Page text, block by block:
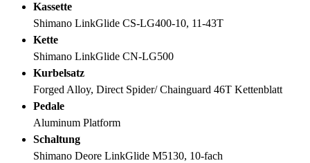
Kassette
Shimano LinkGlide CS-LG400-10, 11-43T
Kette
Shimano LinkGlide CN-LG500
Kurbelsatz
Forged Alloy, Direct Spider/ Chainguard 46T Kettenblatt
Pedale
Aluminum Platform
Schaltung
Shimano Deore LinkGlide M5130, 10-fach